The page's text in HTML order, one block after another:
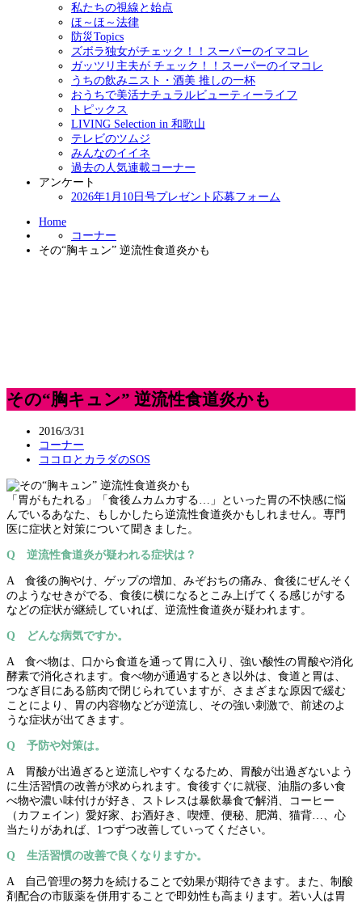
私たちの視線と始点
ほ～ほ～法律
防災Topics
ズボラ独女がチェック！！スーパーのイマコレ
ガッツリ主夫が チェック！！スーパーのイマコレ
うちの飲みニスト・酒美 推しの一杯
おうちで美活ナチュラルビューティーライフ
トピックス
LIVING Selection in 和歌山
テレビのツムジ
みんなのイイネ
過去の人気連載コーナー
アンケート
2026年1月10日号プレゼント応募フォーム
Home
コーナー
その“胸キュン” 逆流性食道炎かも
その“胸キュン” 逆流性食道炎かも
2016/3/31
コーナー
ココロとカラダのSOS
「胃がもたれる」「食後ムカムカする…」といった胃の不快感に悩
んでいるあなた、もしかしたら逆流性食道炎かもしれません。専門
医に症状と対策について聞きました。
Q 逆流性食道炎が疑われる症状は？
A 食後の胸やけ、ゲップの増加、みぞおちの痛み、食後にぜんそく
のようなせきがでる、食後に横になるとこみ上げてくる感じがする
などの症状が継続していれば、逆流性食道炎が疑われます。
Q どんな病気ですか。
A 食べ物は、口から食道を通って胃に入り、強い酸性の胃酸や消化
酵素で消化されます。食べ物が通過するとき以外は、食道と胃は、
つなぎ目にある筋肉で閉じられていますが、さまざまな原因で緩む
ことにより、胃の内容物などが逆流し、その強い刺激で、前述のよ
うな症状が出てきます。
Q 予防や対策は。
A 胃酸が出過ぎると逆流しやすくなるため、胃酸が出過ぎないよう
に生活習慣の改善が求められます。食後すぐに就寝、油脂の多い食
べ物や濃い味付けが好き、ストレスは暴飲暴食で解消、コーヒー
（カフェイン）愛好家、お酒好き、喫煙、便秘、肥満、猫背…、心
当たりがあれば、1つずつ改善していってください。
Q 生活習慣の改善で良くなりますか。
A 自己管理の努力を続けることで効果が期待できます。また、制酸
剤配合の市販薬を併用することで即効性も高まります。若い人は胃